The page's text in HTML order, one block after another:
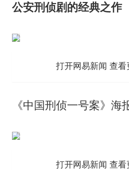
公安刑侦剧的经典之作
打开网易新闻 查看
《中国刑侦一号案》海
打开网易新闻 查看